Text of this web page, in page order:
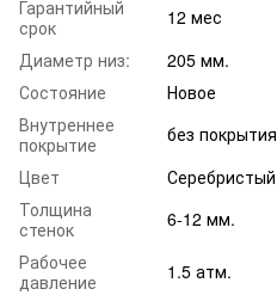
Гарантийный
срок
12 мес
Диаметр низ:
205 мм.
Состояние
Новое
Внутреннее
покрытие
без покрытия
Цвет
Серебристый
Толщина
стенок
6-12 мм.
Рабочее
давление
1.5 атм.